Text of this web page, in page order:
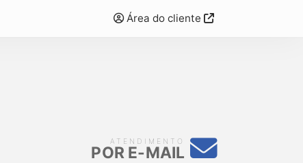
Área do cliente
ATENDIMENTO
POR E-MAIL